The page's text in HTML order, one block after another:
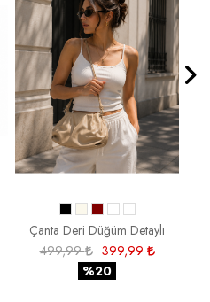
Çanta Deri Düğüm Detaylı
499,99
399,99
%20